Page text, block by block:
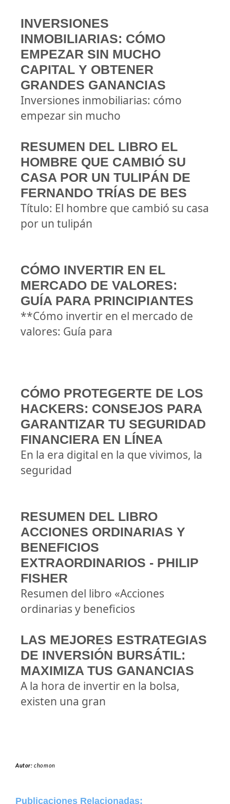
INVERSIONES
INMOBILIARIAS: CÓMO
EMPEZAR SIN MUCHO
CAPITAL Y OBTENER
GRANDES GANANCIAS
Inversiones inmobiliarias: cómo
empezar sin mucho
RESUMEN DEL LIBRO EL
HOMBRE QUE CAMBIÓ SU
CASA POR UN TULIPÁN DE
FERNANDO TRÍAS DE BES
Título: El hombre que cambió su casa
por un tulipán
CÓMO INVERTIR EN EL
MERCADO DE VALORES:
GUÍA PARA PRINCIPIANTES
**Cómo invertir en el mercado de
valores: Guía para
CÓMO PROTEGERTE DE LOS
HACKERS: CONSEJOS PARA
GARANTIZAR TU SEGURIDAD
FINANCIERA EN LÍNEA
En la era digital en la que vivimos, la
seguridad
RESUMEN DEL LIBRO
ACCIONES ORDINARIAS Y
BENEFICIOS
EXTRAORDINARIOS - PHILIP
FISHER
Resumen del libro «Acciones
ordinarias y beneficios
LAS MEJORES ESTRATEGIAS
DE INVERSIÓN BURSÁTIL:
MAXIMIZA TUS GANANCIAS
A la hora de invertir en la bolsa,
existen una gran
Autor:chomon
Publicaciones Relacionadas: